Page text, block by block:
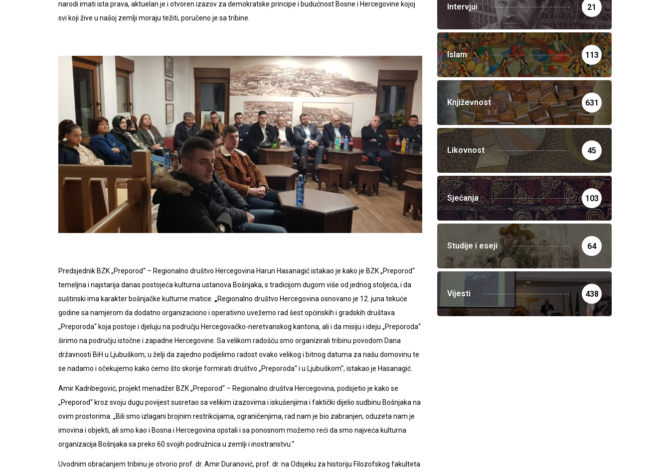
narodi imati ista prava, aktuelan je i otvoren izazov za demokratske principe i budućnost Bosne i Hercegovine kojoj
svi koji žive u našoj zemlji moraju težiti, poručeno je sa tribine.
Predsjednik BZK „Preporod“ – Regionalno društvo Hercegovina Harun Hasanagić istakao je kako je BZK „Preporod“
temeljna i najstarija danas postojeća kulturna ustanova Bošnjaka, s tradicijom dugom više od jednog stoljeća, i da
suštinski ima karakter bošnjačke kulturne matice. „Regionalno društvo Hercegovina osnovano je 12. juna tekuće
godine sa namjerom da dodatno organizaciono i operativno uvežemo rad šest općinskih i gradskih društava
„Preporoda“ koja postoje i djeluju na području Hercegovačko-neretvanskog kantona, ali i da misiju i ideju „Preporoda“
širimo na području istočne i zapadne Hercegovine. Sa velikom radošću smo organizirali tribinu povodom Dana
državnosti BiH u Ljubuškom, u želji da zajedno podijelimo radost ovako velikog i bitnog datuma za našu domovinu te
se nadamo i očekujemo kako ćemo što skorije formirati društvo „Preporoda“ i u Ljubuškom“, istakao je Hasanagić.
Amir Kadribegović, projekt menadžer BZK „Preporod“ – Regionalno društva Hercegovina, podsjetio je kako se
„Preporod“ kroz svoju dugu povijest susretao sa velikim izazovima i iskušenjima i faktički dijelio sudbinu Bošnjaka na
ovim prostorima. „Bili smo izlagani brojnim restrikcijama, ograničenjima, rad nam je bio zabranjen, oduzeta nam je
imovina i objekti, ali smo kao i Bosna i Hercegovina opstali i sa ponosnom možemo reći da smo najveća kulturna
organizacija Bošnjaka sa preko 60 svojih podružnica u zemlji i inostranstvu.“
Uvodnim obraćanjem tribinu je otvorio prof. dr. Amir Duranović, prof. dr. na Odsjeku za historiju Filozofskog fakulteta
Intervjui 21
Islam 113
Književnost 631
Likovnost 45
Sjećanja 103
Studije i eseji 64
Vijesti 438